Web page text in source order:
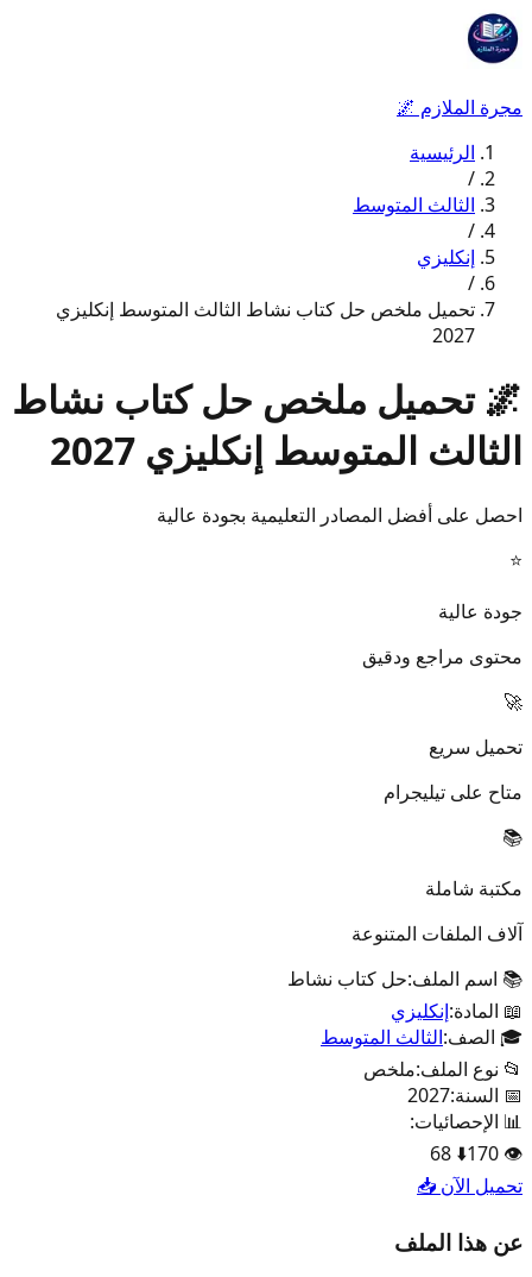
مجرة الملازم 🌌
الرئيسية
/
الثالث المتوسط
/
إنكليزي
/
تحميل ملخص حل كتاب نشاط الثالث المتوسط إنكليزي
2027
🌌 تحميل ملخص حل كتاب نشاط
الثالث المتوسط إنكليزي 2027
احصل على أفضل المصادر التعليمية بجودة عالية
⭐
جودة عالية
محتوى مراجع ودقيق
🚀
تحميل سريع
متاح على تيليجرام
📚
مكتبة شاملة
آلاف الملفات المتنوعة
📚 اسم الملف:حل كتاب نشاط
📖 المادة:إنكليزي
🎓 الصف:الثالث المتوسط
📂 نوع الملف:ملخص
📅 السنة:2027
📊 الإحصائيات:
👁️
170
⬇️
68
تحميل الآن 📥
عن هذا الملف